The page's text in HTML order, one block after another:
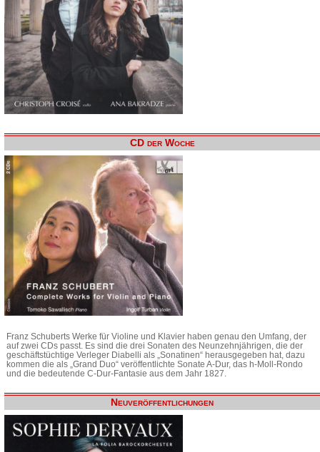
CD der Woche
Franz Schuberts Werke für Violine und Klavier haben genau den Umfang, der
auf zwei CDs passt. Es sind die drei Sonaten des Neunzehnjährigen, die der
geschäftstüchtige Verleger Diabelli als „Sonatinen“ herausgegeben hat, dazu
kommen die als „Grand Duo“ veröffentlichte Sonate A-Dur, das h-Moll-Rondo
und die bedeutende C-Dur-Fantasie aus dem Jahr 1827.
Neuveröffentlichungen